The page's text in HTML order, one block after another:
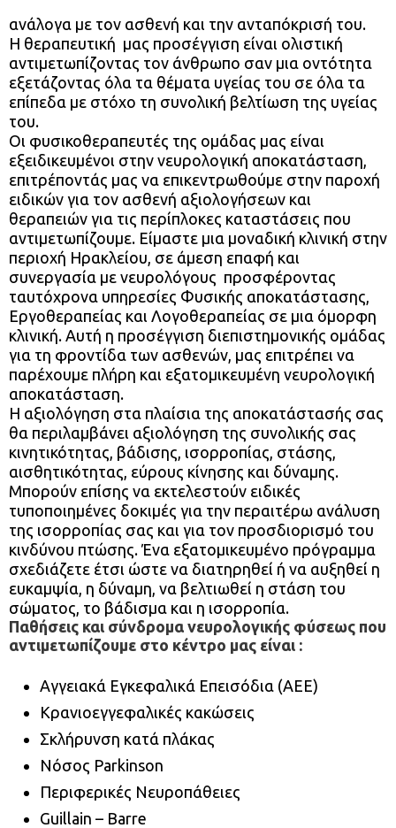
ανάλογα με τον ασθενή και την ανταπόκρισή του.
Η θεραπευτική μας προσέγγιση είναι ολιστική
αντιμετωπίζοντας τον άνθρωπο σαν μια οντότητα
εξετάζοντας όλα τα θέματα υγείας του σε όλα τα
επίπεδα με στόχο τη συνολική βελτίωση της υγείας
του.
Οι φυσικοθεραπευτές της ομάδας μας είναι
εξειδικευμένοι στην νευρολογική αποκατάσταση,
επιτρέποντάς μας να επικεντρωθούμε στην παροχή
ειδικών για τον ασθενή αξιολογήσεων και
θεραπειών για τις περίπλοκες καταστάσεις που
αντιμετωπίζουμε. Είμαστε μια μοναδική κλινική στην
περιοχή Ηρακλείου, σε άμεση επαφή και
συνεργασία με νευρολόγους προσφέροντας
ταυτόχρονα υπηρεσίες Φυσικής αποκατάστασης,
Εργοθεραπείας και Λογοθεραπείας σε μια όμορφη
κλινική. Αυτή η προσέγγιση διεπιστημονικής ομάδας
για τη φροντίδα των ασθενών, μας επιτρέπει να
παρέχουμε πλήρη και εξατομικευμένη νευρολογική
αποκατάσταση.
Η αξιολόγηση στα πλαίσια της αποκατάστασής σας
θα περιλαμβάνει αξιολόγηση της συνολικής σας
κινητικότητας, βάδισης, ισορροπίας, στάσης,
αισθητικότητας, εύρους κίνησης και δύναμης.
Μπορούν επίσης να εκτελεστούν ειδικές
τυποποιημένες δοκιμές για την περαιτέρω ανάλυση
της ισορροπίας σας και για τον προσδιορισμό του
κινδύνου πτώσης. Ένα εξατομικευμένο πρόγραμμα
σχεδιάζετε έτσι ώστε να διατηρηθεί ή να αυξηθεί η
ευκαμψία, η δύναμη, να βελτιωθεί η στάση του
σώματος, το βάδισμα και η ισορροπία.
Παθήσεις και σύνδρομα νευρολογικής φύσεως που
αντιμετωπίζουμε στο κέντρο μας είναι :
Αγγειακά Εγκεφαλικά Επεισόδια (ΑΕΕ)
Κρανιοεγγεφαλικές κακώσεις
Σκλήρυνση κατά πλάκας
Νόσος Parkinson
Περιφερικές Νευροπάθειες
Guillain – Barre